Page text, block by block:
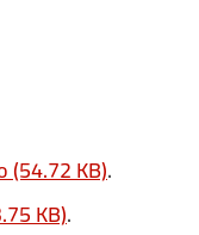
(54.72 KB).
KB).